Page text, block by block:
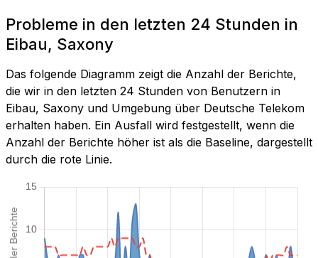
Probleme in den letzten 24 Stunden in
Eibau, Saxony
Das folgende Diagramm zeigt die Anzahl der Berichte,
die wir in den letzten 24 Stunden von Benutzern in
Eibau, Saxony und Umgebung über Deutsche Telekom
erhalten haben. Ein Ausfall wird festgestellt, wenn die
Anzahl der Berichte höher ist als die Baseline, dargestellt
durch die rote Linie.